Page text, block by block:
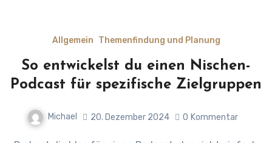
Allgemein Themenfindung und Planung
So entwickelst du einen Nischen-
Podcast für spezifische Zielgruppen
Michael 20. Dezember 2024 0 Kommentar